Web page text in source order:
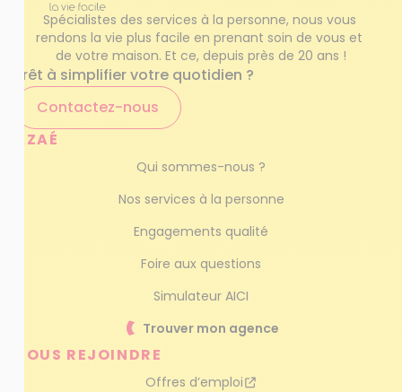
Spécialistes des services à la personne, nous vous
rendons la vie plus facile en prenant soin de vous et
de votre maison. Et ce, depuis près de 20 ans !
Prêt à simplifier votre quotidien ?
Contactez-nous
AZAÉ
Qui sommes-nous ?
Nos services à la personne
Engagements qualité
Foire aux questions
Simulateur AICI
Trouver mon agence
NOUS REJOINDRE
Offres d’emploi